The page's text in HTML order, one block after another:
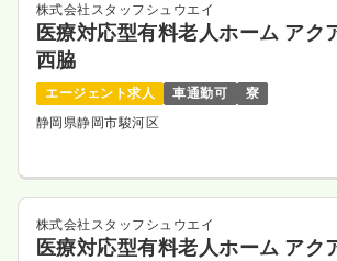
日勤のみ（パート）
給与
お問い合わせください
時間 8:30～17:30（休憩60分）
気になる 詳
株式会社スタッフシュウエイ
医療対応型有料老人ホーム アク
西脇
エージェント求人 車通勤可
寮
静岡県静岡市駿河区
株式会社スタッフシュウエイ
医療対応型有料老人ホーム アク